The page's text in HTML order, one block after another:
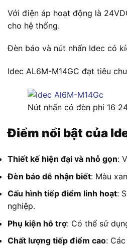
Với điện áp hoạt động là
cho hệ thống.
Đèn báo và nút nhấn Idec có
Idec AL6M-M14GC đạt tiêu
Nút nhấn có đèn phi 16
Điểm nổi bật của
Thiết kế hiện đại và nhỏ gọn:
Đèn báo dễ nhận biết: Màu
Cấu hình tiếp điểm linh hoạt:
nghiệp.
Phụ kiện hỗ trợ: Có thể sử
Chất lượng tiếp điểm cao: